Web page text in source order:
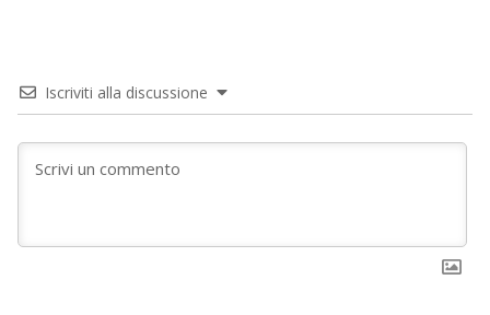
Iscriviti alla discussione